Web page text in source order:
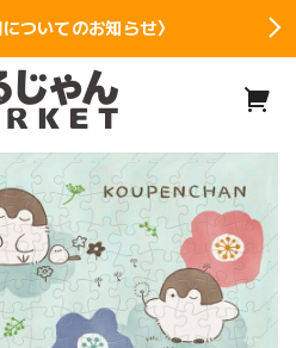
ついてのお知らせ〉